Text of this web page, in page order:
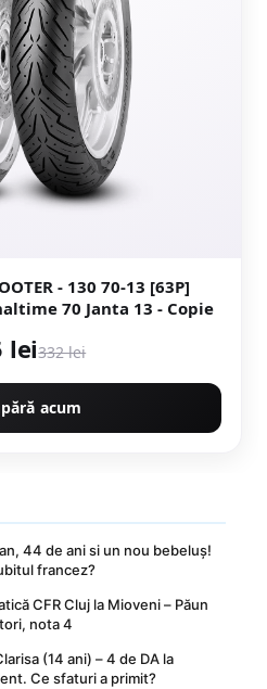
- 130 70-13 [63P]
[spate]Latime 130 Inaltime 70 Janta 13 - Copie
lei332 lei
acum
44 de ani si un nou bebeluș!
francez?
CFR Cluj la Mioveni – Păun
nota 4
(14 ani) – 4 de DA la
Ce sfaturi a primit?